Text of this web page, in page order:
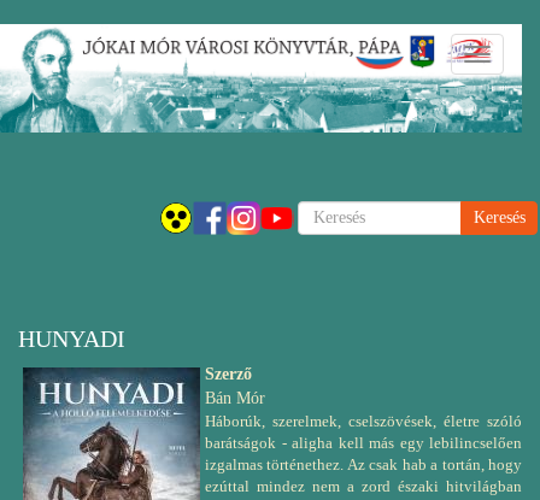
Ugrás
tartalomra
Keresés
HUNYADI
Szerző
Bán Mór
Háborúk, szerelmek, cselszövések, életre szóló
barátságok - aligha kell más egy lebilincselően
izgalmas történethez. Az csak hab a tortán, hogy
ezúttal mindez nem a zord északi hitvilágban